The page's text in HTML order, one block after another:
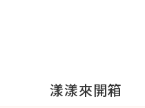
漾漾來開箱